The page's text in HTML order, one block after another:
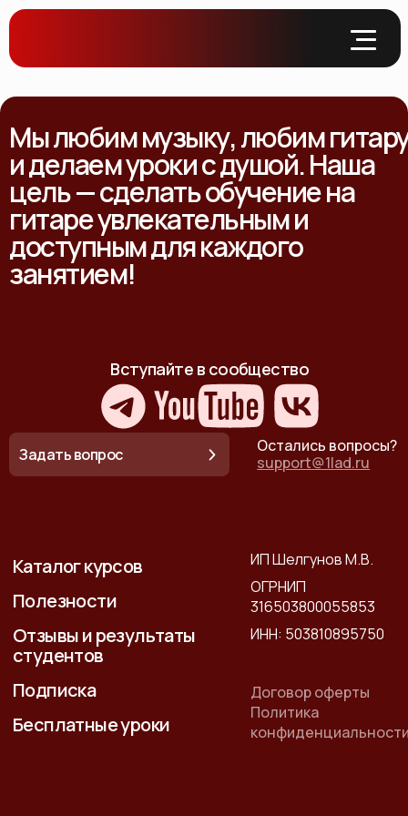
Мы любим музыку, любим
и делаем уроки с душой. Наша
цель — сделать обучение на
гитаре увлекательным и
доступным для каждого
занятием!
Вступайте в сообщество
Остались вопросы?
support@1lad.ru
Задать вопрос
Каталог курсов
Полезности
Отзывы и результаты
студентов
Подписка
Бесплатные уроки
ИП Шелгунов М.В.
ОГРНИП
316503800055853
ИНН: 503810895750
Договор оферты
Политика